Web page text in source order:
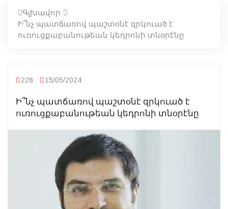
Գլխավոր
Ի՞նչ պատճառով պաշտօնէ զրկուած է
ուռուցքաբանութեան կեդրոնի տնօրէնը
228 15/05/2024
Ի՞նչ պատճառով պաշտօնէ զրկուած է
ուռուցքաբանութեան կեդրոնի տնօրէնը